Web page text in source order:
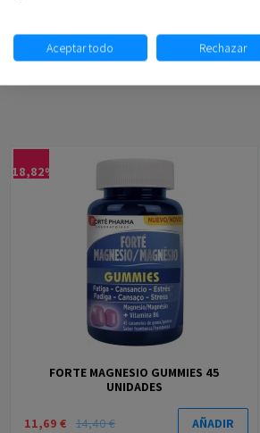
-18,82%
FORTE MAGNESIO GUMMIES 45
UNIDADES
11,69 € 14,40 € AÑADIR
Aceptar todo Rechazar